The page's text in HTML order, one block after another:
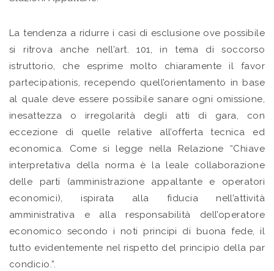
La tendenza a ridurre i casi di esclusione ove possibile
si ritrova anche nell’art. 101, in tema di soccorso
istruttorio, che esprime molto chiaramente il favor
partecipationis, recependo quell’orientamento in base
al quale deve essere possibile sanare ogni omissione,
inesattezza o irregolarità degli atti di gara, con
eccezione di quelle relative all’offerta tecnica ed
economica. Come si legge nella Relazione “Chiave
interpretativa della norma è la leale collaborazione
delle parti (amministrazione appaltante e operatori
economici), ispirata alla fiducia nell’attività
amministrativa e alla responsabilità dell’operatore
economico secondo i noti principi di buona fede, il
tutto evidentemente nel rispetto del principio della par
condicio.”.